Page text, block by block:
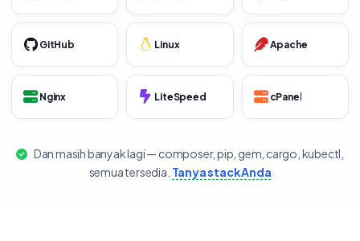
GitHub Linux Apache
Nginx LiteSpeed cPanel
Dan masih banyak lagi — composer, pip, gem, cargo, kubectl,
semua tersedia. Tanya stack Anda